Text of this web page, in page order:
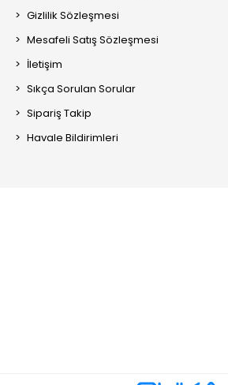
Gizlilik Sözleşmesi
Mesafeli Satış Sözleşmesi
İletişim
Sıkça Sorulan Sorular
Sipariş Takip
Havale Bildirimleri